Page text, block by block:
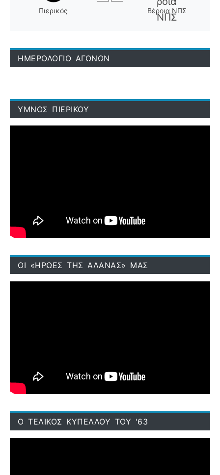
Πιερικός Βέροια ΝΠΣ
ΗΜΕΡΟΛΟΓΙΟ ΑΓΩΝΩΝ
ΥΜΝΟΣ ΠΙΕΡΙΚΟΥ
ΟΙ «ΗΡΩΕΣ ΤΗΣ ΑΛΑΝΑΣ» ΜΑΣ
Ο ΤΕΛΙΚΟΣ ΚΥΠΕΛΛΟΥ ΤΟΥ '63